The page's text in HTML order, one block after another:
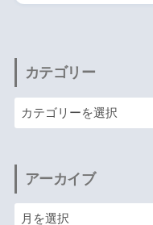
カテゴリー
アーカイブ